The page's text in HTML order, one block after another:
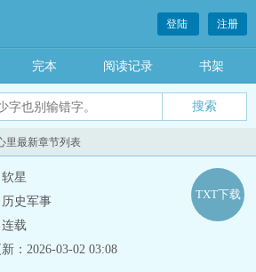
登陆 注册
完本 阅读记录 书架
里最新章节列表
星
史军事
载
TXT下载
：2026-03-02 03:08